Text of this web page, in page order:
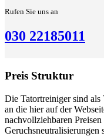
Rufen Sie uns an
030 22185011
Preis Struktur
Die Tatortreiniger sind als
an die hier auf der
nachvollziehbaren
Geruchsneutralisierungen